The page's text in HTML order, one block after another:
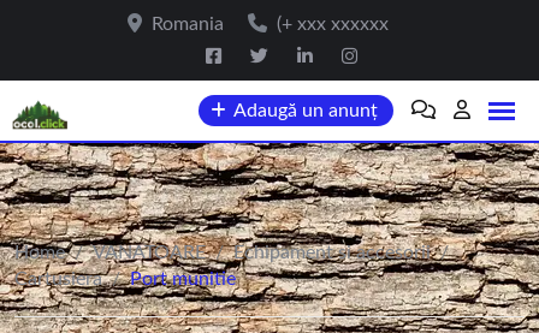
Romania (+ xxx xxxxxx
Adaugă un anunț
Home / VANATOARE / Echipament si accesorii /
Cartusiera / Port munitie